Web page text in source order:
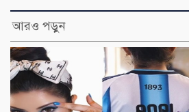
আরও পড়ুন